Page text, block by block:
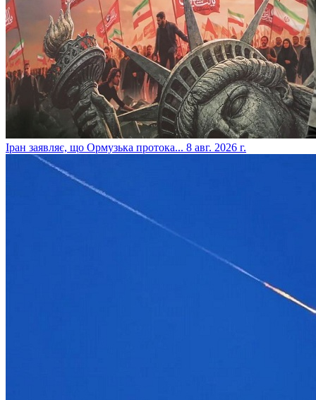
​Іран заявляє, що Ормузька протока... 8 авг. 2026 г.